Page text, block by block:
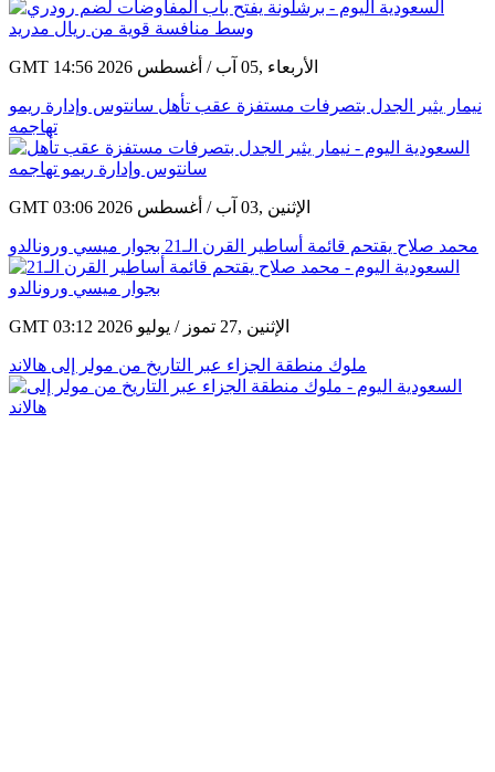
GMT 14:56 2026 الأربعاء ,05 آب / أغسطس
نيمار يثير الجدل بتصرفات مستفزة عقب تأهل سانتوس وإدارة ريمو
تهاجمه
GMT 03:06 2026 الإثنين ,03 آب / أغسطس
محمد صلاح يقتحم قائمة أساطير القرن الـ21 بجوار ميسي ورونالدو
GMT 03:12 2026 الإثنين ,27 تموز / يوليو
ملوك منطقة الجزاء عبر التاريخ من مولر إلى هالاند